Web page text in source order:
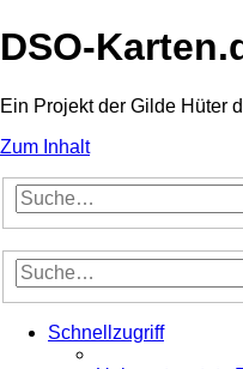
DSO-
Ein Projekt der Gilde Hüter
Zum Inhalt
Schnellzugriff